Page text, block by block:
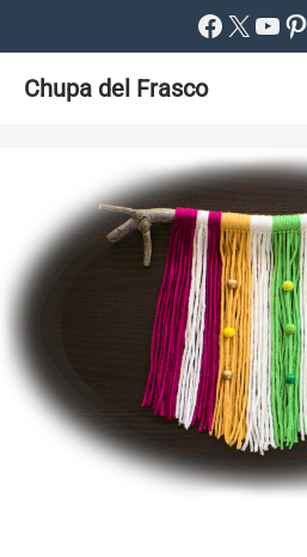
al
contenido
X
Chupa del Frasco